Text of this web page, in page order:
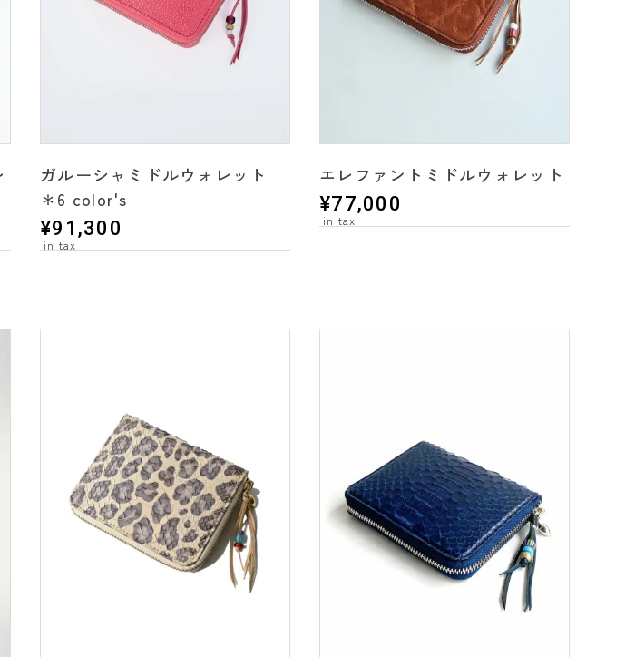
ガルーシャミドルウォレット
＊6 color's
¥91,300
エレファントミドルウォレット
¥77,000